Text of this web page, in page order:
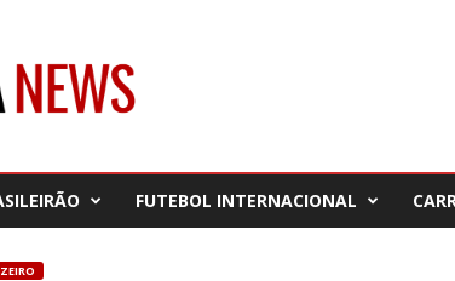
FUTEBOL INTERNACIONAL